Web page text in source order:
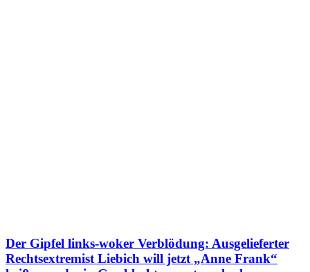
Der Gipfel links-woker Verblödung: Ausgelieferter
Rechtsextremist Liebich will jetzt „Anne Frank“